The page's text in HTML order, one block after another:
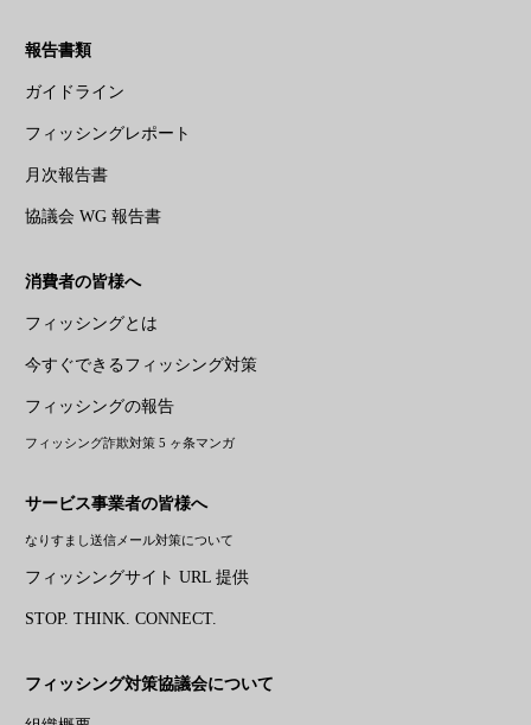
報告書類
ガイドライン
フィッシングレポート
月次報告書
協議会 WG 報告書
消費者の皆様へ
フィッシングとは
今すぐできるフィッシング対策
フィッシングの報告
フィッシング詐欺対策 5 ヶ条マンガ
サービス事業者の皆様へ
なりすまし送信メール対策について
フィッシングサイト URL 提供
STOP. THINK. CONNECT.
フィッシング対策協議会について